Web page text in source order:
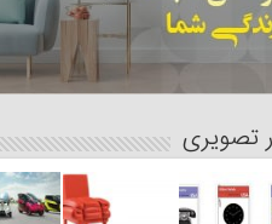
تصویری